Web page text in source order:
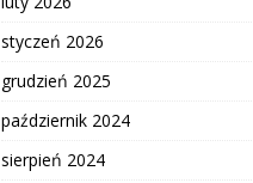
styczeń 2026
grudzień 2025
październik 2024
sierpień 2024